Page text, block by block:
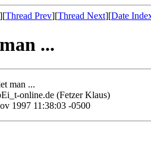
][Thread Prev][Thread Next][Date
...
man ...
online.de (Fetzer Klaus)
1997 11:38:03 -0500